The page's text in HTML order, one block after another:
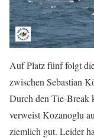
Auf Platz fünf folgt
zwischen Sebastian
Durch den Tie-Break
verweist Kozanoglu
ziemlich gut. Leider